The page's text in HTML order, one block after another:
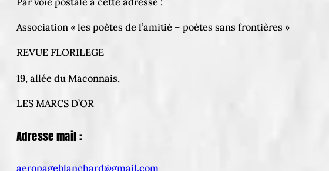
Association « les poètes de l’amitié – poètes sans frontières »
REVUE FLORILEGE
19, allée du Maconnais,
LES MARCS D’OR
Adresse mail :
aeropageblanchard@gmail.com